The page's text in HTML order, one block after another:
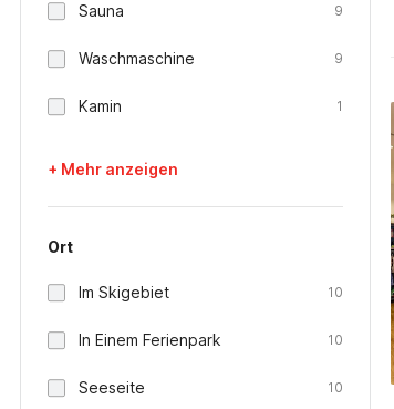
Sauna 9
Waschmaschine 9
Kamin 1
+ Mehr anzeigen
Ort
Im Skigebiet 10
In Einem Ferienpark 10
Seeseite 10